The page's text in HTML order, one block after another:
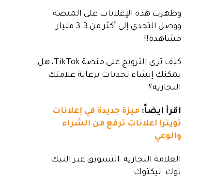
وظهرت هذه الإعلانات على المنصة
ووصل التحدي إلى أكثر من 3.3 مليار
مشاهدة!!
كيف ترى الترويج على منصة TikTok، هل
يمكنك إنشاء تحديات برعاية علامتك
التجارية؟
اقرأ ايضاً: ميزة جديدة في إعلانات
تويتر! اعلانات ترفع من الشراء
والوعي
العلامة التجارية التسويق عبر التيك
توك تيكتوك